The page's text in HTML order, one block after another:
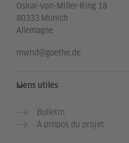
Oskar-von-Miller-Ring 18
80333 Munich
Allemagne
mwnd@goethe.de
Liens utiles
Bulletin
À propos du projet